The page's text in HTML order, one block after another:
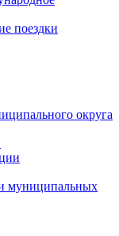
поездки
округа
муниципальных